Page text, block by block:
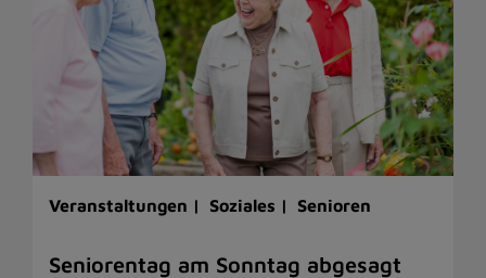
Veranstaltungen | Soziales | Senioren
Seniorentag am Sonntag abgesagt